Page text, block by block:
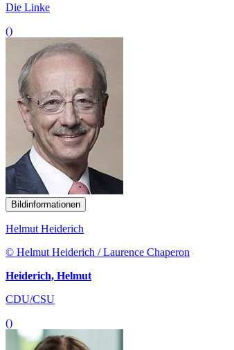
Die Linke
()
Bildinformationen
Helmut Heiderich
© Helmut Heiderich / Laurence Chaperon
Heiderich, Helmut
CDU/CSU
()